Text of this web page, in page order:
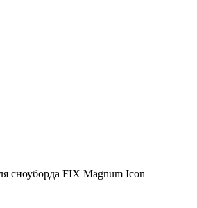
сноуборда FIX Magnum Icon